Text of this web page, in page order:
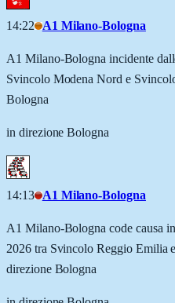
14:22 A1 Milano-Bologna
A1 Milano-Bologna incidente
Svincolo Modena Nord e
Bologna
in direzione Bologna
14:13 A1 Milano-Bologna
A1 Milano-Bologna code causa
2026 tra Svincolo Reggio Emilia
direzione Bologna